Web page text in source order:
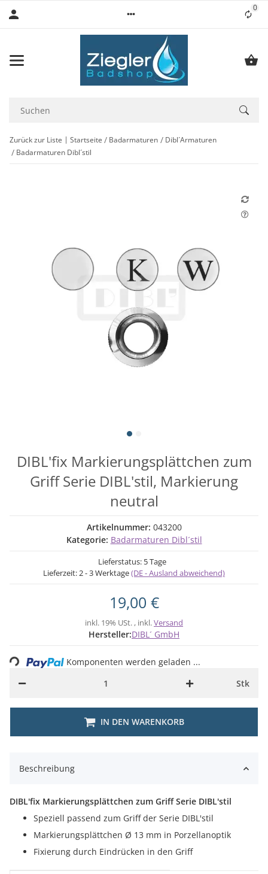
0
Zurück zur Liste Startseite Badarmaturen
Dibl´Armaturen
Badarmaturen Dibl´stil
DIBL'fix Markierungsplättchen zum
Griff Serie DIBL'stil, Markierung
neutral
Artikelnummer: 043200
Kategorie: Badarmaturen Dibl´stil
Lieferstatus: 5 Tage
Lieferzeit:2 - 3 Werktage(DE - Ausland abweichend)
19,00 €
inkl. 19% USt. , inkl.Versand
Hersteller:DIBL´ GmbH
Stk
IN DEN WARENKORB
Komponenten werden geladen ...
Beschreibung
DIBL'fix Markierungsplättchen zum Griff Serie DIBL'stil
Speziell passend zum Griff der Serie DIBL'stil
Markierungsplättchen Ø 13 mm in Porzellanoptik
Fixierung durch Eindrücken in den Griff